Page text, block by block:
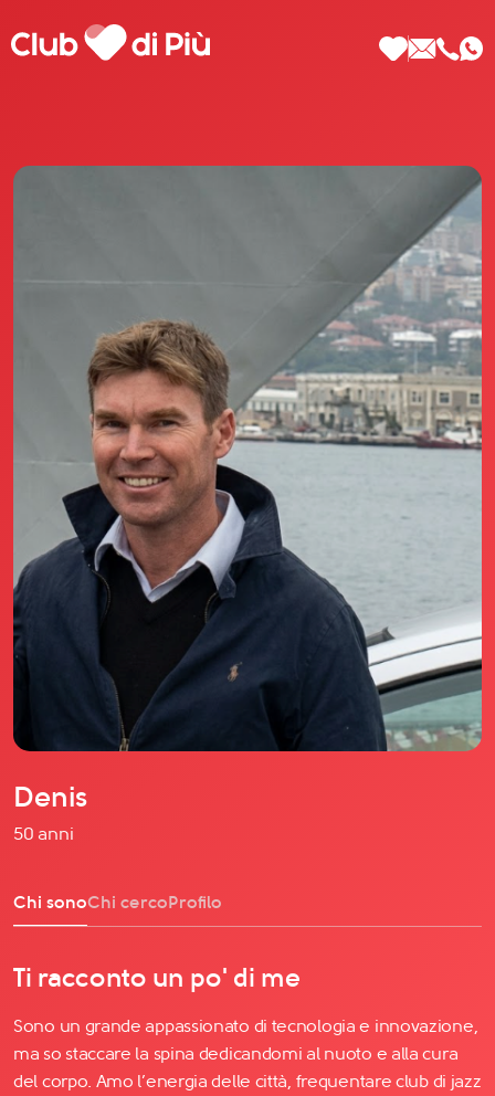
Le testimonianze Club di Più
La fondatrice Valeria Pilla
Annunci Donne
Agenzia matrimoniale Club di Più
Love Notebook
Il libro Donna di Cuori
Quanto costa Club di Più
Love Academy
Domande Frequenti
Impegno Sociale
Le nostre sedi
Facebook
YouTube
Instagram
TikTok
Denis
50 anni
Chi sonoChi cercoProfilo
Ti racconto un po' di me
Sono un grande appassionato di tecnologia e innovazione,
ma so staccare la spina dedicandomi al nuoto e alla cura
del corpo. Amo l’energia delle città, frequentare club di jazz